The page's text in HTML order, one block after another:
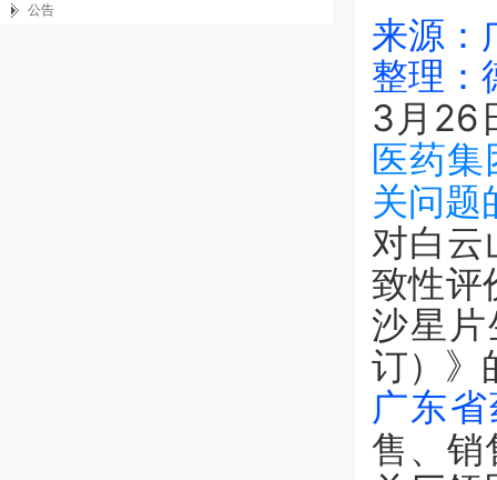
公告
来源：
整理：
3月26
医药集
关问题
对白云
致性评
沙星
订）》
广东
售、销